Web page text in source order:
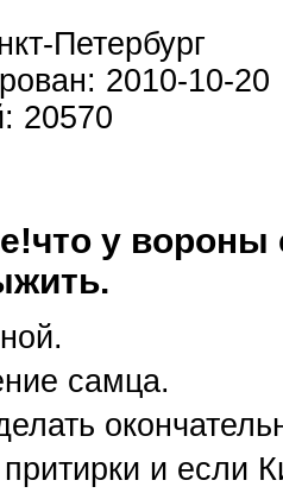
Петербург
2010-10-20
20570
у
самца.
и если